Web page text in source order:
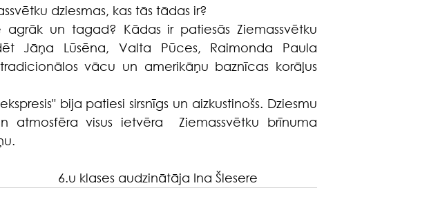
dziesmas, kas tās tādas ir?
agrāk un tagad? Kādas ir patiesās Ziemassvētku
Jāņa Lūsēna, Valta Pūces, Raimonda Paula
vācu un amerikāņu baznīcas korāļus
bija patiesi sirsnīgs un aizkustinošs. Dziesmu
atmosfēra visus ietvēra  Ziemassvētku brīnuma
Ina Šlesere